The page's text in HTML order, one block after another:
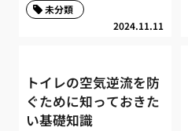
2024.11.11
未分類
トイレの空気逆流を防
ぐために知っておきた
い基礎知識